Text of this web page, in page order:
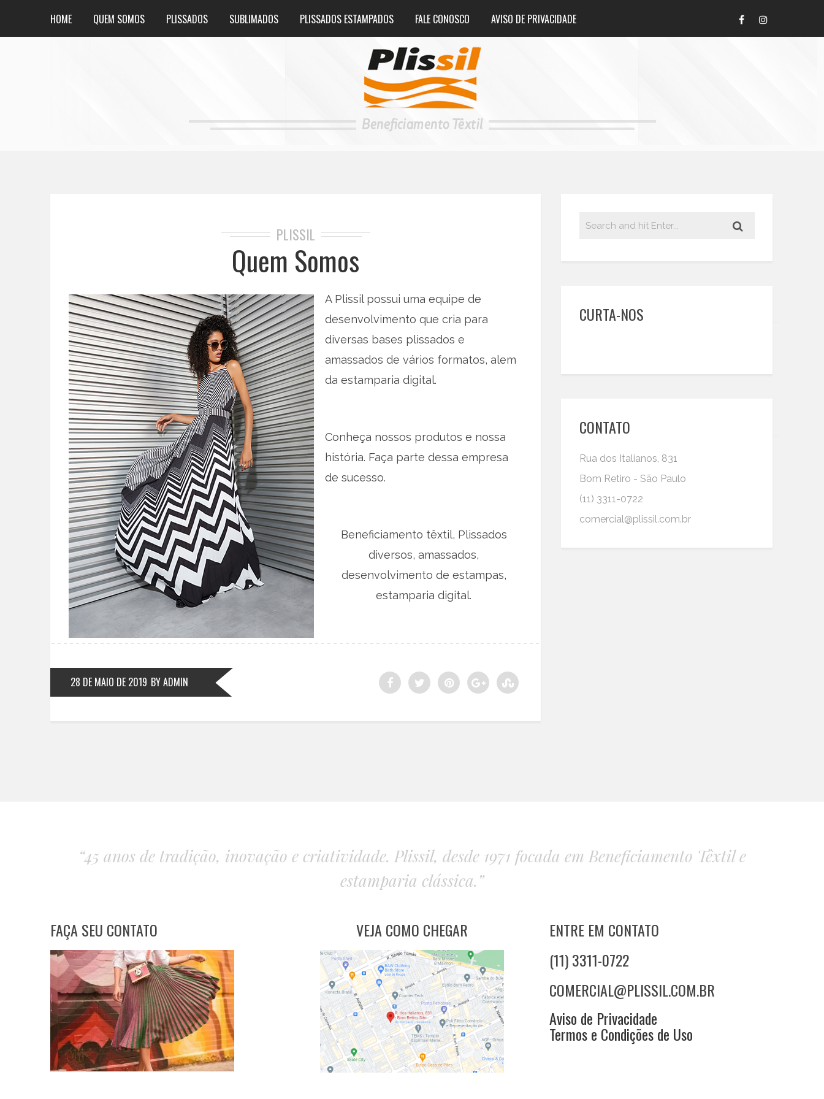
HOME QUEM SOMOS PLISSADOS SUBLIMADOS PLISSADOS ESTAMPADOS FALE CONOSCO AVISO DE PRIVACIDADE
PLISSIL
Quem Somos
A Plissil possui uma equipe de
desenvolvimento que cria para
diversas bases plissados e
amassados de vários formatos, alem
da estamparia digital.
Conheça nossos produtos e nossa
história. Faça parte dessa empresa
de sucesso.
Beneficiamento têxtil, Plissados
diversos, amassados,
desenvolvimento de estampas,
estamparia digital.
28 DE MAIO DE 2019 BY ADMIN
CURTA-NOS
CONTATO
Rua dos Italianos, 831
Bom Retiro - São Paulo
(11) 3311-0722
comercial@plissil.com.br
“45 anos de tradição, inovação e criatividade. Plissil, desde 1971 focada em Beneficiamento Têxtil e
estamparia clássica.”
FAÇA SEU CONTATO VEJA COMO CHEGAR
ENTRE EM CONTATO
(11) 3311-0722
COMERCIAL@PLISSIL.COM.BR
Aviso de Privacidade
Termos e Condições de Uso